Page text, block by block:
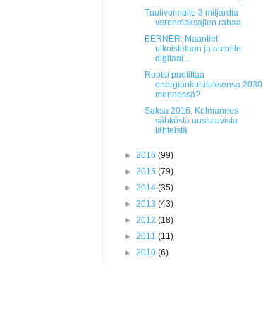
Tuulivoimalle 3 miljardia
veronmaksajien rahaa
BERNER: Maantiet
ulkoistetaan ja autoille
digitaal...
Ruotsi puolittaa
energiankulutuksensa 2030
mennessä?
Saksa 2016: Kolmannes
sähköstä uusiutuvista
lähteistä
► 2016 (99)
► 2015 (79)
► 2014 (35)
► 2013 (43)
► 2012 (18)
► 2011 (11)
► 2010 (6)